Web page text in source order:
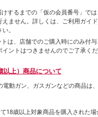
するまでの「仮の会員番号」で
えません。詳しくは、ご利⽤ガイド
。
は、店舗でのご購⼊時にのみ付
ントはつきませんのでご了承くだ
以上）商品について
電動ガン、ガスガンなどの商品は
18歳以上対象商品を購入された